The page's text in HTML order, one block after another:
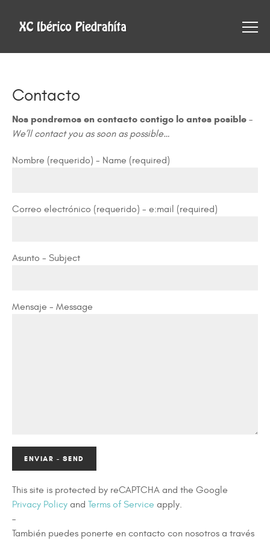
Contacto
Nos pondremos en contacto contigo lo antes posible –
We’ll contact you as soon as possible…
Nombre (requerido) - Name (required)
Correo electrónico (requerido) - e:mail (required)
Asunto - Subject
Mensaje - Message
This site is protected by reCAPTCHA and the Google
Privacy Policy and Terms of Service apply.
–
También puedes ponerte en contacto con nosotros a través